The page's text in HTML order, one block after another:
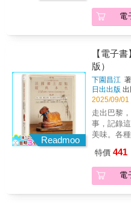
令人信服
營養科學
多多的人
國問題的
（
她看母親
身，母親
探索。 好
刻入裡，
突，或表
記憶。」
的臺灣記
是宇宙的
▍本書特色
化賞」受
陳玉箴新
灣飲食文
人的家族
體驗，如
承。
香，而菜
個時代的
小史。
為母親廚
色香味，
了她往後
頭》是一
始、最純
母親的家
為何與如
職場；寫
師；寫他
身，母親
探索。 好
媽吃 情感
電
Readmoo
【電子
版）
下園昌江
日出出版 出
2025/09/01
走出巴黎
事，記錄
美味。各
11道step
C. 一匙甜
作者Ying
特價 441
電